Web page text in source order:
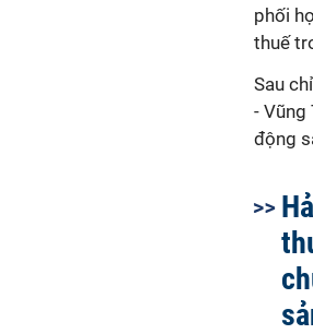
phối
thuế
Sau
- Vũng
động